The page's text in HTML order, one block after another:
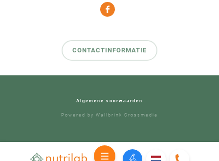
CONTACTINFORMATIE
Algemene voorwaarden
Powered by Wallbrink Crossmedia